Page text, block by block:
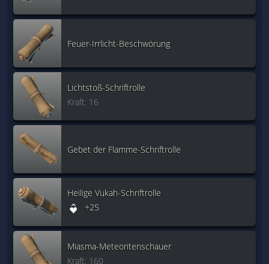
Feuer-Irrlicht-Beschwörung
Lichtstoß-Schriftrolle
Kraft: 16
Gebet der Flamme-Schriftrolle
Heilige Vukah-Schriftrolle
+25
Miasma-Meteoritenschauer
Kraft: 160